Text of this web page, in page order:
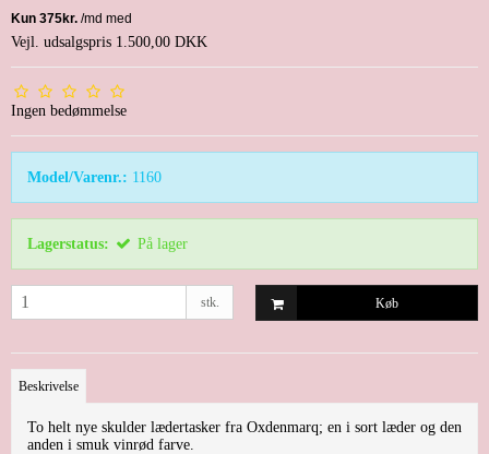
Vejl. udsalgspris 1.500,00 DKK
Ingen bedømmelse
Model/Varenr.: 1160
Lagerstatus: På lager
stk. Køb
Beskrivelse
To helt nye skulder lædertasker fra Oxdenmarq; en i sort læder og den
anden i smuk vinrød farve.